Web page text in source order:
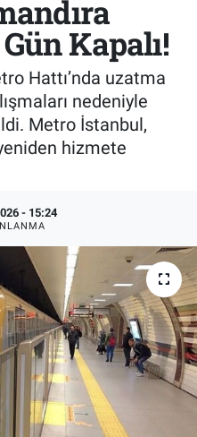
Kapalı!
Hattı’nda uzatma
nedeniyle
Metro İstanbul,
hizmete
- 15:24